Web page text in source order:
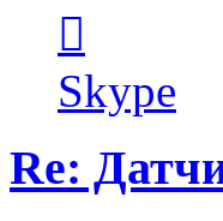
пользователя
новичёк
Skype
Re: